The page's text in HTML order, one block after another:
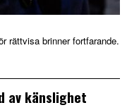
rättvisa brinner fortfarande.
av känslighet